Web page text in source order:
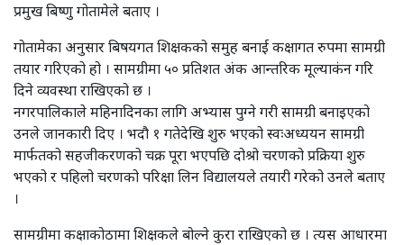
प्रमुख बिष्णु गोतामेले बताए ।
गोतामेका अनुसार बिषयगत शिक्षकको समुह बनाई कक्षागत रुपमा सामग्री
तयार गरिएको हो । सामग्रीमा ५० प्रतिशत अंक आन्तरिक मूल्याकंन गरि
दिने व्यवस्था राखिएको छ ।
नगरपालिकाले महिनादिनका लागि अभ्यास पुग्ने गरी सामग्री बनाइएको
उनले जानकारी दिए । भदौ १ गतेदेखि शुरु भएको स्वःअध्ययन सामग्री
मार्फतको सहजीकरणको चक्र पूरा भएपछि दोश्रो चरणको प्रक्रिया शुरु
भएको र पहिलो चरणको परिक्षा लिन विद्यालयले तयारी गरेको उनले बताए
।
सामग्रीमा कक्षाकोठामा शिक्षकले बोल्ने कुरा राखिएको छ । त्यस आधारमा